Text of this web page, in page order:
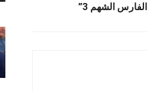
الشهم 3”